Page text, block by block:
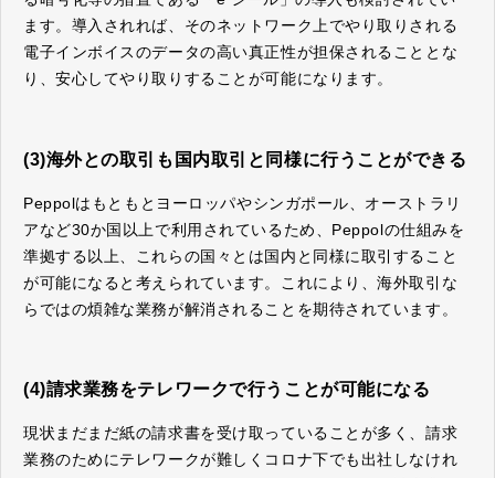
ます。導入されれば、そのネットワーク上でやり取りされる
電子インボイスのデータの高い真正性が担保されることとな
り、安心してやり取りすることが可能になります。
(3)海外との取引も国内取引と同様に行うことができる
Peppolはもともとヨーロッパやシンガポール、オーストラリ
アなど30か国以上で利用されているため、Peppolの仕組みを
準拠する以上、これらの国々とは国内と同様に取引すること
が可能になると考えられています。これにより、海外取引な
らではの煩雑な業務が解消されることを期待されています。
(4)請求業務をテレワークで行うことが可能になる
現状まだまだ紙の請求書を受け取っていることが多く、請求
業務のためにテレワークが難しくコロナ下でも出社しなけれ